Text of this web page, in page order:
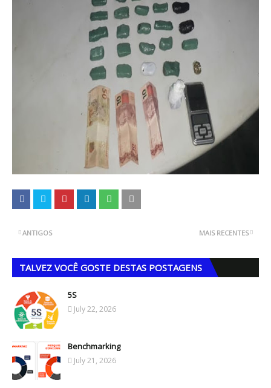
MAIS RECENTES
ANTIGOS
TALVEZ VOCÊ GOSTE DESTAS POSTAGENS
5S
July 22, 2026
Benchmarking
July 21, 2026